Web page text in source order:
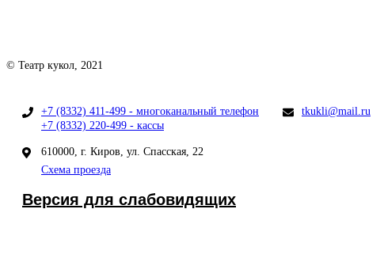
© Театр кукол, 2021
+7 (8332) 411-499 - многоканальный телефон
+7 (8332) 220-499 - кассы
tkukli@mail.ru
610000, г. Киров, ул. Спасская, 22
Схема проезда
Версия для слабовидящих